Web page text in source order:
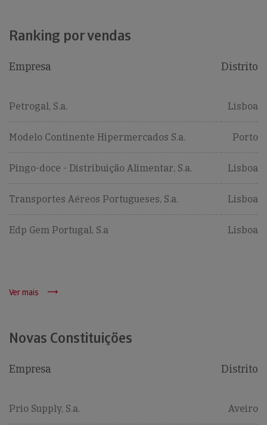
Ranking por vendas
Empresa Distrito
Petrogal, S.a. Lisboa
Modelo Continente Hipermercados S.a. Porto
Pingo-doce - Distribuição Alimentar, S.a. Lisboa
Transportes Aéreos Portugueses, S.a. Lisboa
Edp Gem Portugal, S.a Lisboa
Ver mais
Novas Constituições
Empresa Distrito
Prio Supply, S.a. Aveiro